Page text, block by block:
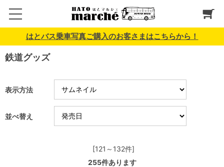
はとバス乗車写真ご購入のお客さまはこちらから！
鉄道グッズ
表示方法
並べ替え
[121～132件]
255件あります